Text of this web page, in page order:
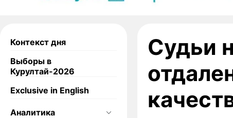
Контекст дня
Выборы в
Курултай-2026
Exclusive in English
Аналитика
Судьи